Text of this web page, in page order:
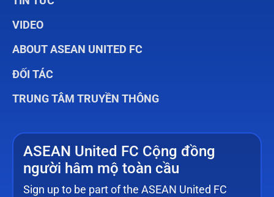
VIDEO
ABOUT ASEAN UNITED FC
ĐỐI TÁC
TRUNG TÂM TRUYỀN THÔNG
ASEAN United FC Cộng đồng
người hâm mộ toàn cầu
Sign up to be part of the ASEAN United FC